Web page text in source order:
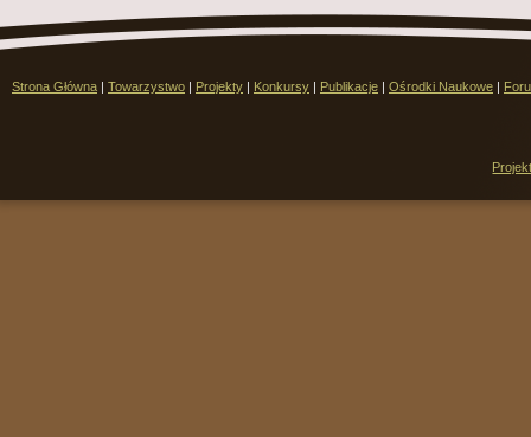
Strona Główna | Towarzystwo | Projekty | Konkursy | Publikacje | Ośrodki Naukowe |